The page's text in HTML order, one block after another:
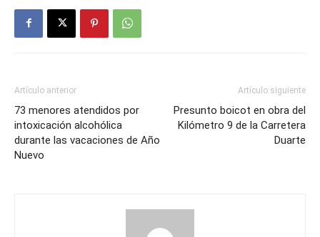
Artículo anterior
73 menores atendidos por
intoxicación alcohólica
durante las vacaciones de Año
Nuevo
Artículo siguiente
Presunto boicot en obra del
Kilómetro 9 de la Carretera
Duarte